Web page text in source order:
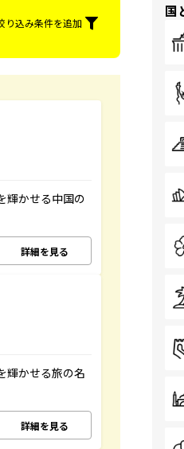
り込み条件を追加
輝かせる中国の
詳細を見る
輝かせる旅の名
詳細を見る
国